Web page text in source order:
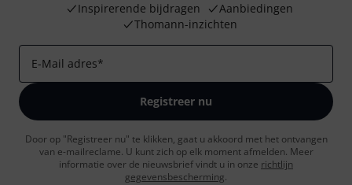
Inspirerende bijdragen
Aanbiedingen
Thomann-inzichten
E-Mail adres*
Registreer nu
Door op "Registreer nu" te klikken, gaat u akkoord met het ontvangen
van e-mailreclame. U kunt zich op elk moment afmelden. Meer
informatie over de nieuwsbrief vindt u in onze richtlijn
gegevensbescherming.